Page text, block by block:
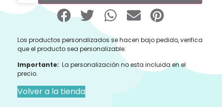
Los productos personalizados se hacen bajo pedido, verifica
que el producto sea personalizable:
Importante: La personalización no esta incluida en el
precio.
Volver a la tienda